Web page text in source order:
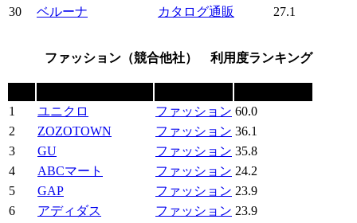
30
ベルーナ カタログ通販 27.1
ファッション（競合他社） 利用度ランキング
1
ユニクロ ファッション 60.0
2
ZOZOTOWN ファッション 36.1
3
GU ファッション 35.8
4
ABCマート ファッション 24.2
5
GAP ファッション 23.9
6
アディダス ファッション 23.9